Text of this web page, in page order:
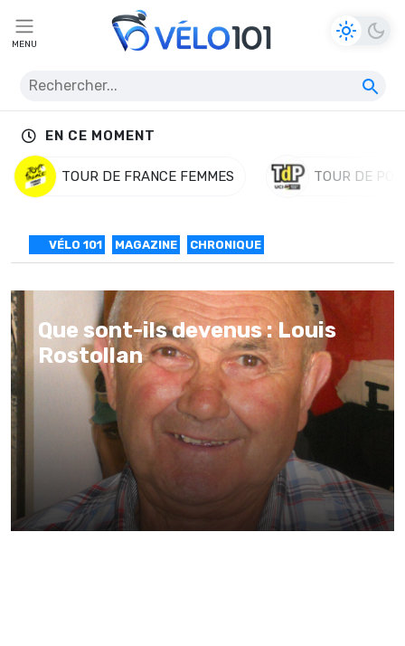
MENU
EN CE MOMENT
TOUR DE FRANCE FEMMES TOUR DE
VÉLO 101 MAGAZINE CHRONIQUE
Que sont-ils devenus : Louis
Rostollan